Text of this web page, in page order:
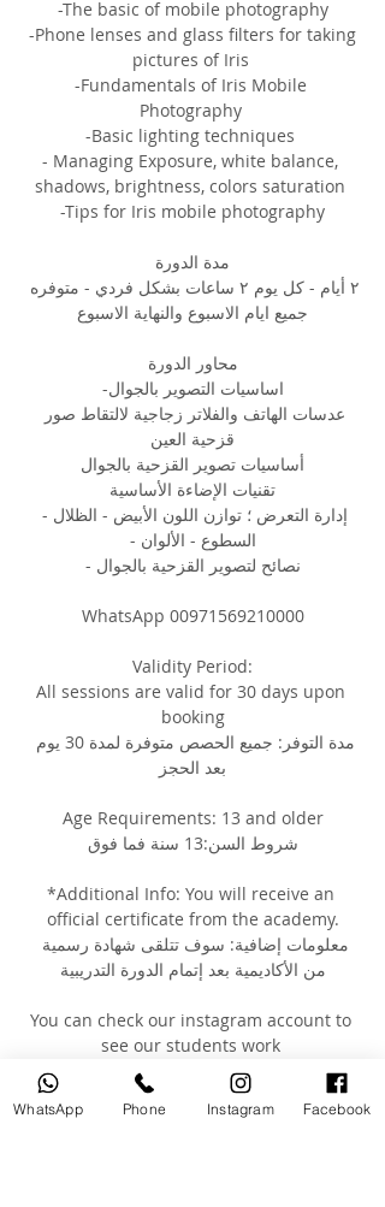
-The basic of mobile photography
pictures of Iris
-Fundamentals of Iris Mobile
Photography
-Basic lighting techniques
- Managing Exposure, white balance,
shadows, brightness, colors saturation
-Tips for Iris mobile photography
مدة الدورة
٢ أيام - كل يوم ٢ ساعات بشكل فردي - متوفره
جميع ايام الاسبوع والنهاية الاسبوع
محاور الدورة
اساسيات التصوير بالجوال-
عدسات الهاتف والفلاتر زجاجية لالتقاط صور
قزحية العين
‎أساسيات تصوير القزحية بالجوال
‎تقنيات الإضاءة الأساسية
إدارة التعرض ؛ توازن اللون الأبيض - الظلال -
السطوع - الألوان -
نصائح لتصوير القزحية بالجوال -
WhatsApp 00971569210000
Validity Period:
All sessions are valid for 30 days upon
booking
مدة التوفر: جميع الحصص متوفرة لمدة 30 يوم
بعد الحجز
Age Requirements: 13 and older
شروط السن:13 سنة فما فوق
*Additional Info: You will receive an
official certificate from the academy.
معلومات إضافية: سوف تتلقى شهادة رسمية
من الأكاديمية بعد إتمام الدورة التدريبية
You can check our instagram account to
see our students work
@moutasem_academy يمكنك رؤية أعمال
طلابنا السابقين على صفحتنا على الانستغرام
WhatsApp Phone Instagram Facebook